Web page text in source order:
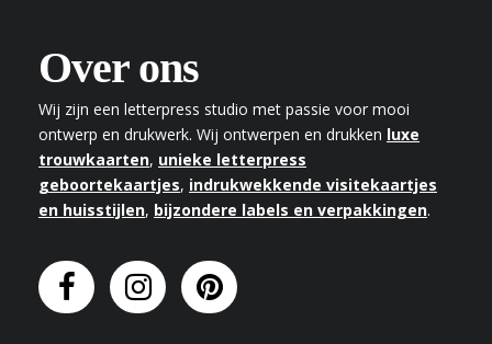
Over ons
Wij zijn een letterpress studio met passie voor mooi
ontwerp en drukwerk. Wij ontwerpen en drukken luxe
trouwkaarten, unieke letterpress
geboortekaartjes, indrukwekkende visitekaartjes
en huisstijlen, bijzondere labels en verpakkingen.